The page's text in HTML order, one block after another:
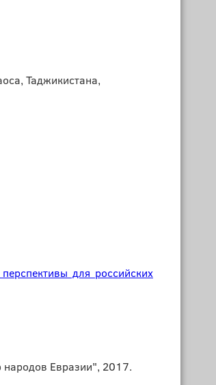
Таджикистана,
для российских
народов Евразии", 2017.